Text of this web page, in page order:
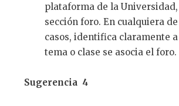
plataforma de la
sección foro. En cualquiera
casos, identifica claramente a
tema o clase se asocia el foro.
Sugerencia 4